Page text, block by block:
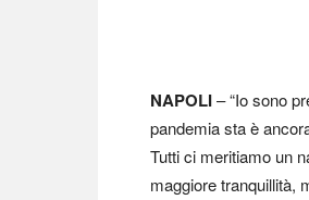
NAPOLI– “Io sono
pandemia sta è
Tutti ci meritiamo un
maggiore tranquillità,